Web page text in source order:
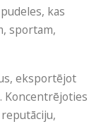
kas
sportam,
eksportējot
Koncentrējoties